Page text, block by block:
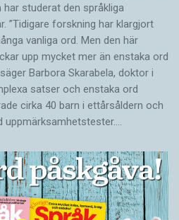
studerat den språkliga
”Tidigare forskning har klargjort
vanliga ord. Men den här
upp mycket mer än enstaka ord
Barbora Skarabela, doktor i
satser och enstaka ord
cirka 40 barn i ettårsåldern och
uppmärksamhetstester.…